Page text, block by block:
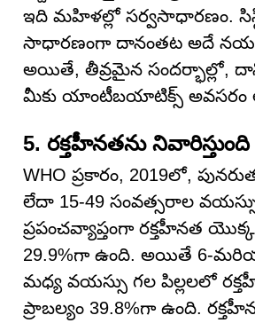
ఇది మహిళల్లో సర్వసాధారణం.
సాధారణంగా దానంతట అదే
అయితే, తీవ్రమైన సందర్భాల్లో,
మీకు యాంటీబయాటిక్స్ అవసరం
5. రక్తహీనతను నివారిస్తుంది
WHO ప్రకారం, 2019లో,
లేదా 15-49 సంవత్సరాల
ప్రపంచవ్యాప్తంగా రక్తహీనత
29.9%గా ఉంది. అయితే 6-
మధ్య వయస్సు గల పిల్లలలో
ప్రాబల్యం 39.8%గా ఉంది.